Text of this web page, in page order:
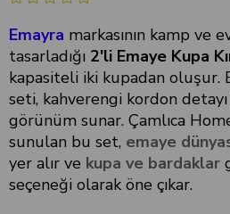
Emayra markasının kamp ve
tasarladığı 2'li Emaye Kupa
kapasiteli iki kupadan oluşur.
seti, kahverengi kordon
görünüm sunar. Çamlıca
sunulan bu set, emaye
yer alır ve kupa ve bardaklar
seçeneği olarak öne çıkar.